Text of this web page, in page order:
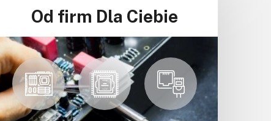
Od firm Dla Ciebie